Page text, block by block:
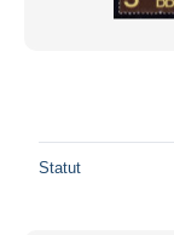
Statut